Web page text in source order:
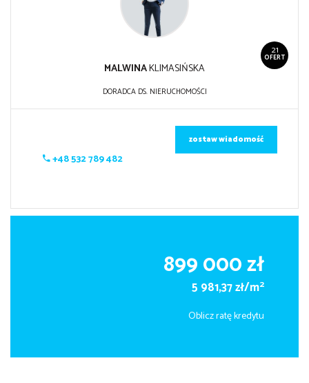
21
OFERT
MALWINAKLIMASIŃSKA
DORADCA DS. NIERUCHOMOŚCI
+48 532 789 482
zostaw wiadomość
899 000 zł
5 981,37 zł/m2
Oblicz ratę kredytu